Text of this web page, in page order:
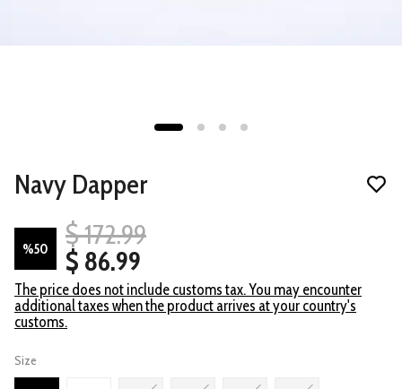
Navy Dapper
%50
$ 172.99
$ 86.99
The price does not include customs tax. You may encounter
additional taxes when the product arrives at your country's
customs.
Size